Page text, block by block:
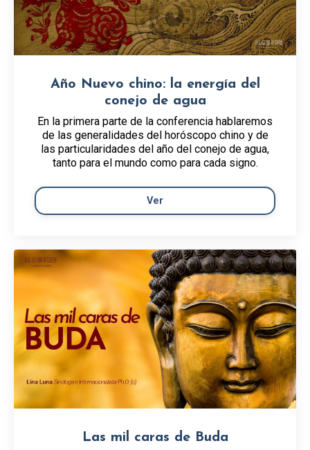
Año Nuevo chino: la energía del
conejo de agua
En la primera parte de la conferencia hablaremos
de las generalidades del horóscopo chino y de
las particularidades del año del conejo de agua,
tanto para el mundo como para cada signo.
Ver
Las mil caras de Buda